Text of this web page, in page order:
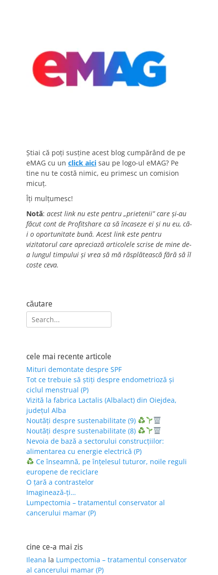
Știai că poți susține acest blog cumpărând de pe
eMAG cu un click aici sau pe logo-ul eMAG? Pe
tine nu te costă nimic, eu primesc un comision
micuț.
Îți mulțumesc!
Notă: acest link nu este pentru „prietenii” care și-au
făcut cont de Profitshare ca să încaseze ei și nu eu, că-
i o oportunitate bună. Acest link este pentru
vizitatorul care apreciază articolele scrise de mine de-
a lungul timpului și vrea să mă răsplătească fără să îl
coste ceva.
căutare
Search
for:
cele mai recente articole
Mituri demontate despre SPF
Tot ce trebuie să știți despre endometrioză și
ciclul menstrual (P)
Vizită la fabrica Lactalis (Albalact) din Oiejdea,
județul Alba
Noutăți despre sustenabilitate (9)
Noutăți despre sustenabilitate (8)
Nevoia de bază a sectorului construcțiilor:
alimentarea cu energie electrică (P)
Ce înseamnă, pe înțelesul tuturor, noile reguli
europene de reciclare
O țară a contrastelor
Imaginează-ți…
Lumpectomia – tratamentul conservator al
cancerului mamar (P)
cine ce-a mai zis
Ileana la Lumpectomia – tratamentul conservator
al cancerului mamar (P)